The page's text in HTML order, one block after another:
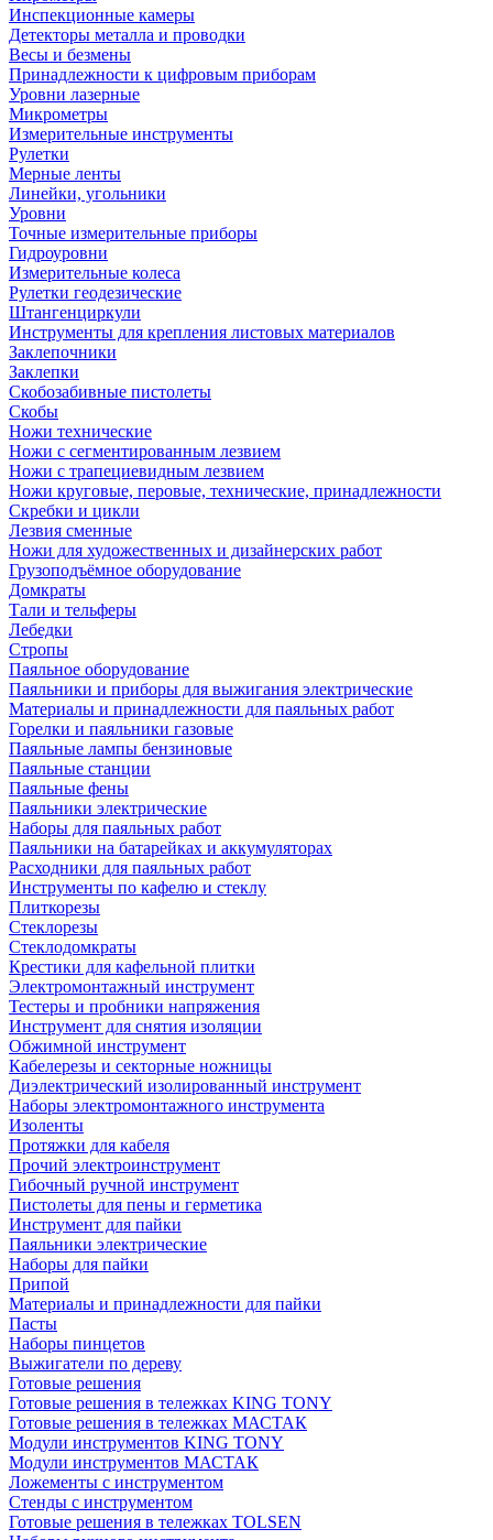
Инспекционные камеры
Детекторы металла и проводки
Весы и безмены
Принадлежности к цифровым приборам
Уровни лазерные
Микрометры
Измерительные инструменты
Рулетки
Мерные ленты
Линейки, угольники
Уровни
Точные измерительные приборы
Гидроуровни
Измерительные колеса
Рулетки геодезические
Штангенциркули
Инструменты для крепления листовых материалов
Заклепочники
Заклепки
Скобозабивные пистолеты
Скобы
Ножи технические
Ножи с сегментированным лезвием
Ножи с трапециевидным лезвием
Ножи круговые, перовые, технические, принадлежности
Скребки и цикли
Лезвия сменные
Ножи для художественных и дизайнерских работ
Грузоподъёмное оборудование
Домкраты
Тали и тельферы
Лебедки
Стропы
Паяльное оборудование
Паяльники и приборы для выжигания электрические
Материалы и принадлежности для паяльных работ
Горелки и паяльники газовые
Паяльные лампы бензиновые
Паяльные станции
Паяльные фены
Паяльники электрические
Наборы для паяльных работ
Паяльники на батарейках и аккумуляторах
Расходники для паяльных работ
Инструменты по кафелю и стеклу
Плиткорезы
Стеклорезы
Стеклодомкраты
Крестики для кафельной плитки
Электромонтажный инструмент
Тестеры и пробники напряжения
Инструмент для снятия изоляции
Обжимной инструмент
Кабелерезы и секторные ножницы
Диэлектрический изолированный инструмент
Наборы электромонтажного инструмента
Изоленты
Протяжки для кабеля
Прочий электроинструмент
Гибочный ручной инструмент
Пистолеты для пены и герметика
Инструмент для пайки
Паяльники электрические
Наборы для пайки
Припой
Материалы и принадлежности для пайки
Пасты
Наборы пинцетов
Выжигатели по дереву
Готовые решения
Готовые решения в тележках KING TONY
Готовые решения в тележках МАСТАК
Модули инструментов KING TONY
Модули инструментов МАСТАК
Ложементы с инструментом
Стенды с инструментом
Готовые решения в тележках TOLSEN